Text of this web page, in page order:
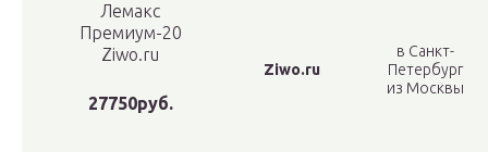
Лемакс
Премиум-20
Ziwo.ru
27750руб.
Ziwo.ru
в Санкт-
Петербург
из Москвы